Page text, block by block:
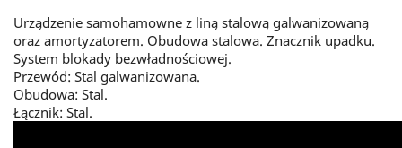
Urządzenie samohamowne z liną stalową galwanizowaną
oraz amortyzatorem. Obudowa stalowa. Znacznik upadku.
System blokady bezwładnościowej.
Przewód: Stal galwanizowana.
Obudowa: Stal.
Łącznik: Stal.